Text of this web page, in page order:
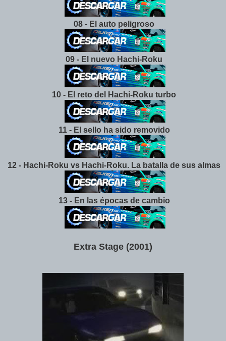
08 - El auto peligroso
09 - El nuevo Hachi-Roku
10 - El reto del Hachi-Roku turbo
11 - El sello ha sido removido
12 - Hachi-Roku vs Hachi-Roku. La batalla de sus almas
13 - En las épocas de cambio
Extra Stage (2001)